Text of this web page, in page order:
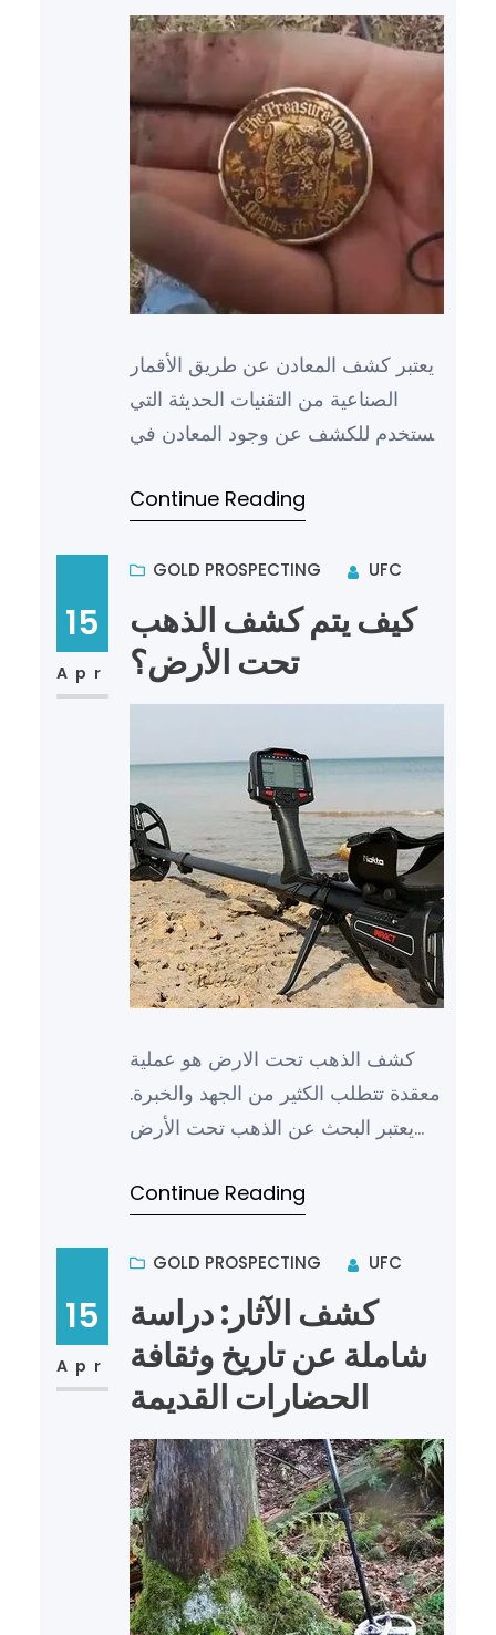
يعتبر كشف المعادن عن طريق الأقمار
الصناعية من التقنيات الحديثة التي
تستخدم للكشف عن وجود المعادن في
Continue Reading
15
Apr
GOLD PROSPECTING UFC
كيف يتم كشف الذهب
تحت الأرض؟
كشف الذهب تحت الارض هو عملية
معقدة تتطلب الكثير من الجهد والخبرة.
يعتبر البحث عن الذهب تحت الأرض
Continue Reading
15
Apr
GOLD PROSPECTING UFC
كشف الآثار: دراسة
شاملة عن تاريخ وثقافة
الحضارات القديمة